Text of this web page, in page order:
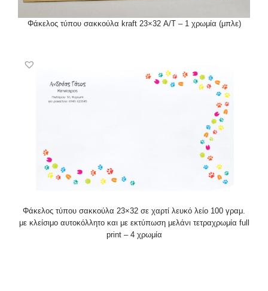
Φάκελος τύπου σακκούλα kraft 23×32 Α/Τ – 1 χρωμία (μπλε)
Φάκελος τύπου σακκούλα 23×32 σε χαρτί λευκό λείο 100 γραμ.
με κλείσιμο αυτοκόλλητο και με εκτύπωση μελάνι τετραχρωμία full
print – 4 χρωμία